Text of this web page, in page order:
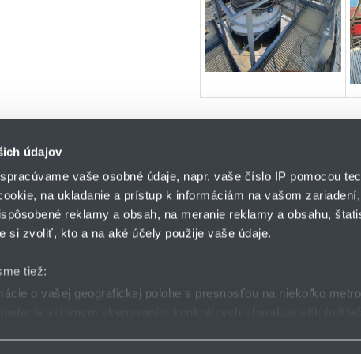
údajov
spracúvame vaše osobné údaje, napr. vaše číslo IP pomocou
na ukladanie a prístup k informáciám na vašom
reklamy a obsah, na meranie reklamy a obsahu,
si zvoliť, kto a na aké účely použije vaše údaje.
tiež:
o vašej geografickej polohe s presnosťou na niekoľko
HENNLICH s.r.o.
Košťany nad Turcom